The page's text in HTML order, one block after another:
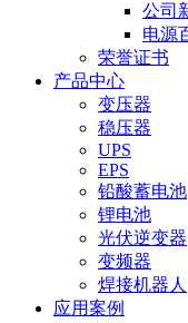
公司
电源
荣誉证书
产品中心
变压器
稳压器
UPS
EPS
铅酸蓄电池
锂电池
光伏逆变器
变频器
焊接机器人
应用案例